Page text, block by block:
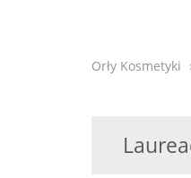
Orły Kosmetyki